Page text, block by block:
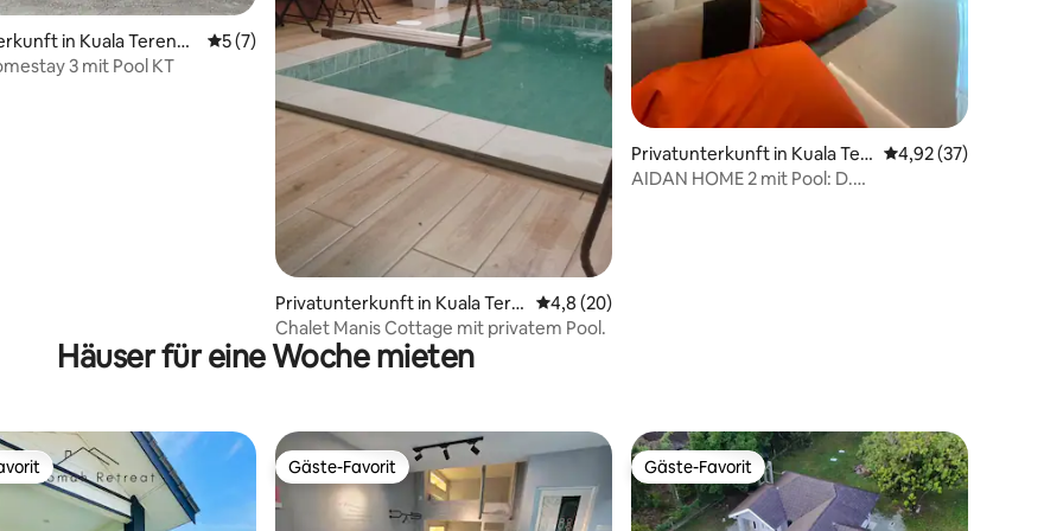
in Kuala Terengg
Durchschnittliche Bewertung: 5 von 5, 7 Bewertungen
5 (7)
3 mit Pool KT
Privatunterkunft in Kuala Tere
ngganu
Durchschnittliche Bewertung: 4,8 von 5, 20 Bewertungen
4,8 (20)
Chalet Manis Cottage mit privatem Pool.
Privatunterkunft in Kuala Ter
engganu
Durchschnittliche
4,92 (37)
AIDAN HOME 2 mit Pool: D.
Häuser für eine Woche mieten
Gäste-Favorit
Gäste-Favorit Gäste-Favorit
Gäste-Favorit